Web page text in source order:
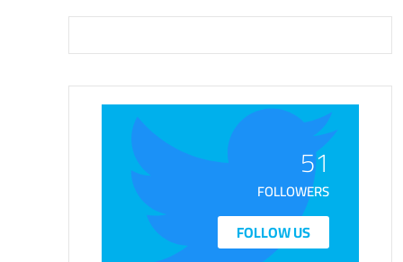
51
FOLLOWERS
FOLLOW US